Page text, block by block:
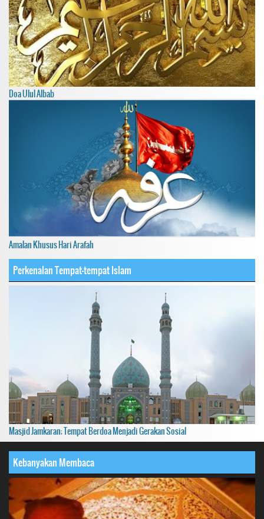
Doa Ulul Albab
Amalan Khusus Hari Arafah
Perkenalan Tempat-tempat Islam
Masjid Jamkaran; Tempat Berdoa Menjadi Gerakan Sosial
Kebanyakan Membaca